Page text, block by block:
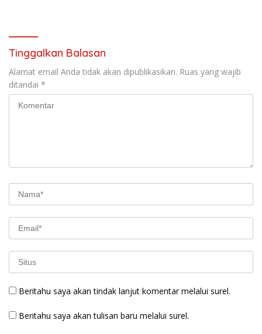
Tinggalkan Balasan
Alamat email Anda tidak akan dipublikasikan. Ruas yang wajib
ditandai *
Beritahu saya akan tindak lanjut komentar melalui surel.
Beritahu saya akan tulisan baru melalui surel.